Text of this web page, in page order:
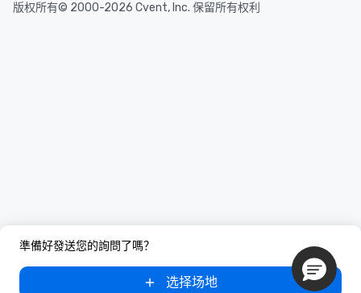
準備好發送您的詢問了嗎？
选择场地
版权所有© 2000-2026 Cvent, Inc. 保留所有权利